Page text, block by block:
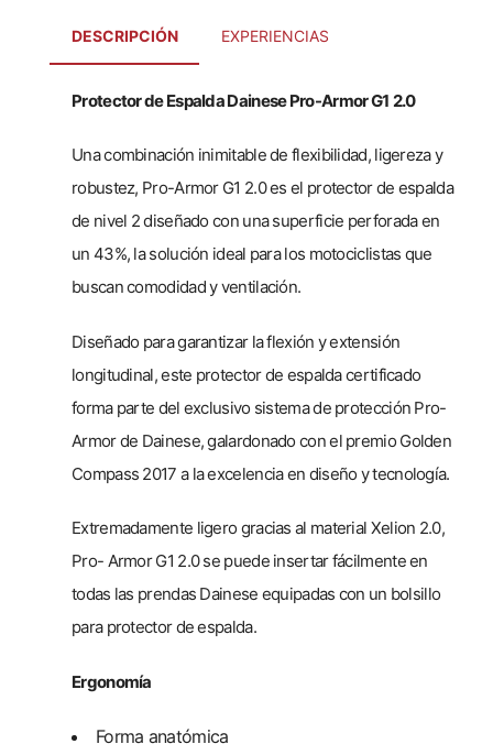
DESCRIPCIÓN EXPERIENCIAS
Protector de Espalda Dainese Pro-Armor G1 2.0
Una combinación inimitable de flexibilidad, ligereza y
robustez, Pro-Armor G1 2.0 es el protector de espalda
de nivel 2 diseñado con una superficie perforada en
un 43%, la solución ideal para los motociclistas que
buscan comodidad y ventilación.
Diseñado para garantizar la flexión y extensión
longitudinal, este protector de espalda certificado
forma parte del exclusivo sistema de protección Pro-
Armor de Dainese, galardonado con el premio Golden
Compass 2017 a la excelencia en diseño y tecnología.
Extremadamente ligero gracias al material Xelion 2.0,
Pro- Armor G1 2.0 se puede insertar fácilmente en
todas las prendas Dainese equipadas con un bolsillo
para protector de espalda.
Ergonomía
Forma anatómica